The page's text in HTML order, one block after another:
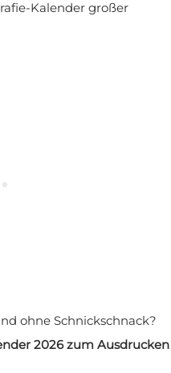
Kalender großer
ohne Schnickschnack?
2026 zum Ausdrucken